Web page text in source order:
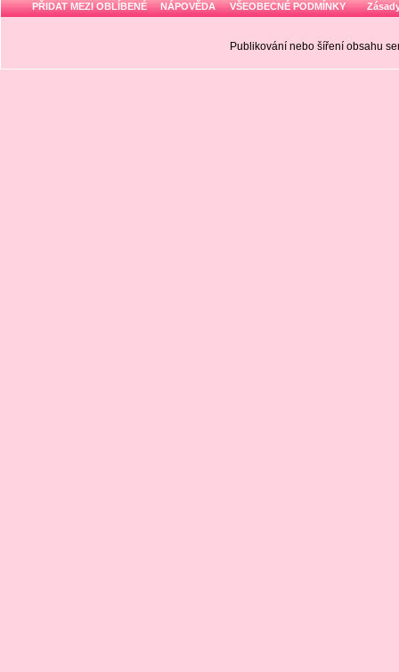
PŘIDAT MEZI OBLÍBENÉ NÁPOVĚDA VŠEOBECNÉ PODMÍNKY
Publikování nebo šíření obsahu